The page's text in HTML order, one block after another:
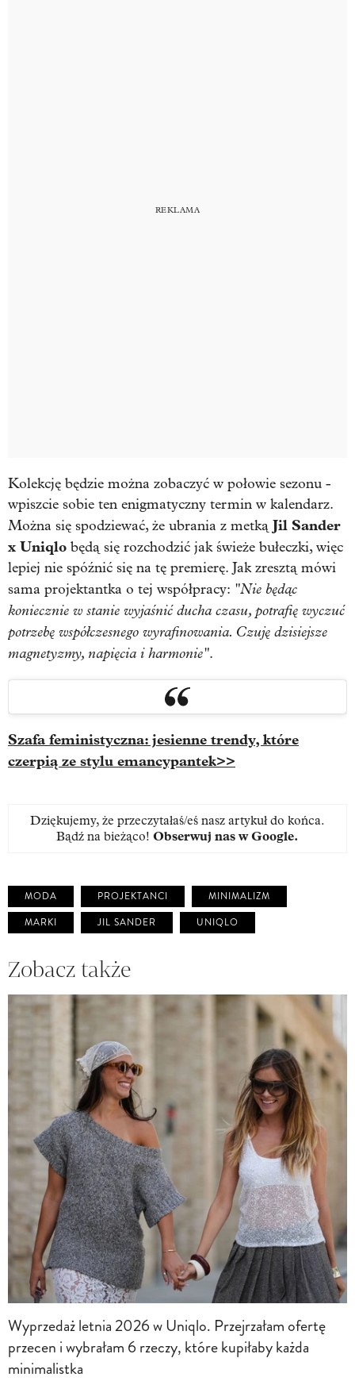
Kolekcję będzie można zobaczyć w połowie sezonu -
wpiszcie sobie ten enigmatyczny termin w kalendarz.
Można się spodziewać, że ubrania z metką Jil Sander
x Uniqlo będą się rozchodzić jak świeże bułeczki, więc
lepiej nie spóźnić się na tę premierę. Jak zresztą mówi
sama projektantka o tej współpracy: "Nie będąc
koniecznie w stanie wyjaśnić ducha czasu, potrafię wyczuć
potrzebę współczesnego wyrafinowania. Czuję dzisiejsze
magnetyzmy, napięcia i harmonie".
Szafa feministyczna: jesienne trendy, które
czerpią ze stylu emancypantek>>
Dziękujemy, że przeczytałaś/eś nasz artykuł do końca.
Bądź na bieżąco! Obserwuj nas w Google.
MODA PROJEKTANCI
MINIMALIZM
MARKI
JIL SANDER UNIQLO
Zobacz także
Wyprzedaż letnia 2026 w Uniqlo. Przejrzałam ofertę
przecen i wybrałam 6 rzeczy, które kupiłaby każda
minimalistka